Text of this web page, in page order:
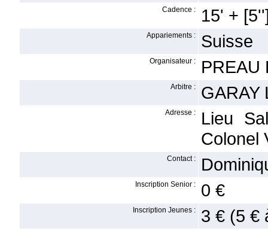
Cadence : 15' +
Appariements : Suisse
Organisateur : PREAU
Arbitre : GARAY
Adresse :
Lieu
Colonel
Contact :
Inscription Senior : 0 €
Inscription Jeunes : 3 € (5 €